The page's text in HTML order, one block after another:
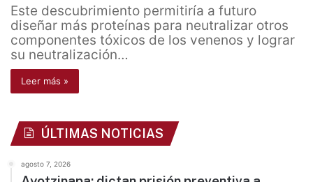
Este descubrimiento permitiría a futuro
diseñar más proteínas para neutralizar otros
componentes tóxicos de los venenos y lograr
su neutralización…
Leer más »
ÚLTIMAS NOTICIAS
agosto 7, 2026